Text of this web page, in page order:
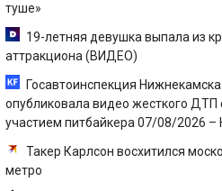
туше»
19-летняя девушка выпала из
аттракциона (ВИДЕО)
Госавтоинспекция Нижнекамска
опубликовала видео жесткого ДТП
участием питбайкера 07/08/2026 –
Такер Карлсон восхитился
метро